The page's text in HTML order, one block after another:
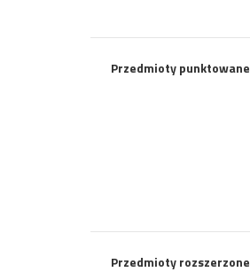
Przedmioty punktowane
Przedmioty rozszerzone